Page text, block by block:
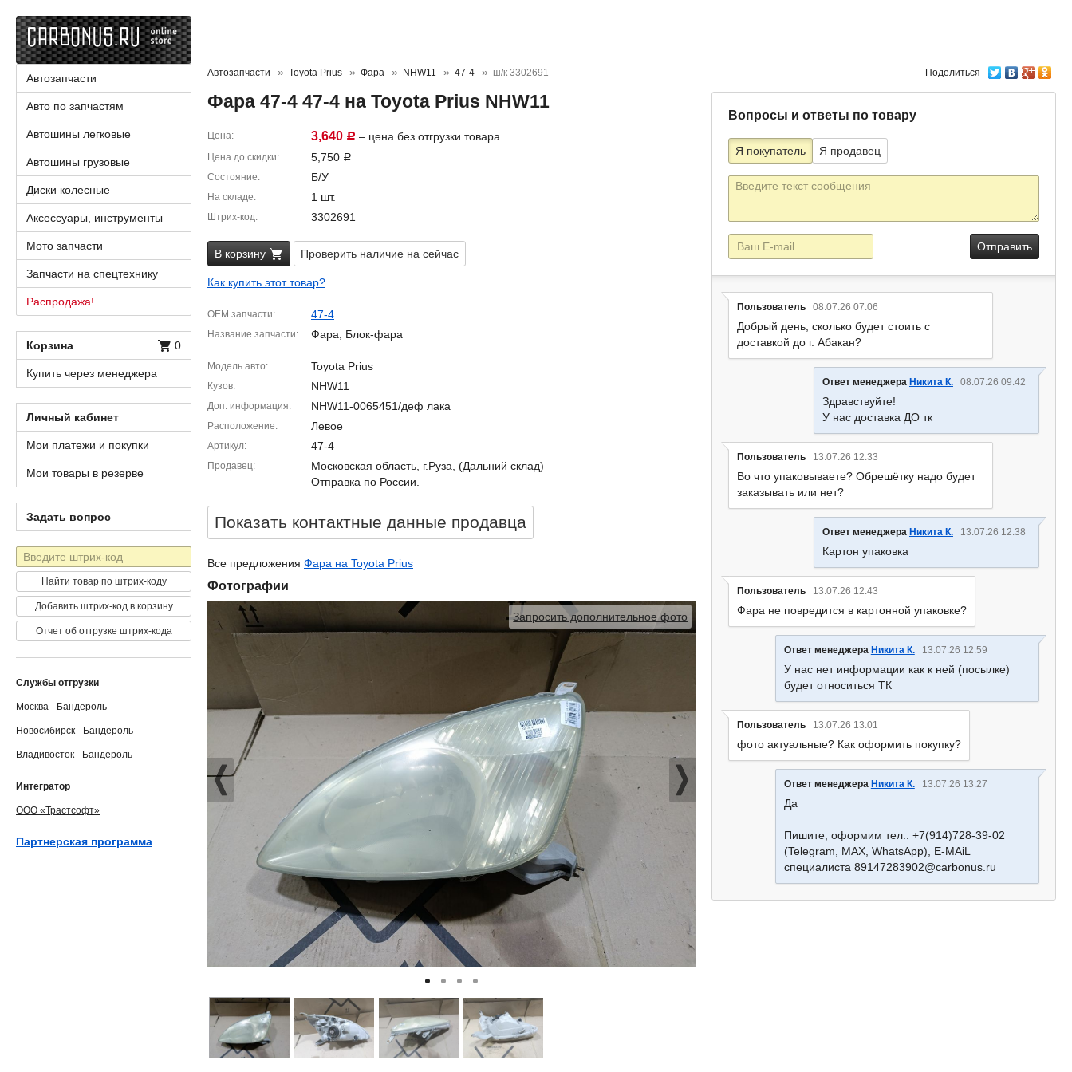
Поделиться
Автозапчасти Toyota Prius Фара NHW11 47-4 ш/к 3302691
Фара 47-4 47-4 на Toyota Prius NHW11
Цена 3,640 Р – цена без отгрузки товара
Цена до скидки 5,750 Р
Состояние Б/У
На складе 1 шт.
Штрих-код 3302691
В корзину Проверить наличие на сейчас
Как купить этот товар?
OEM запчасти 47-4
Название запчасти Фара, Блок-фара
Модель авто Toyota Prius
Кузов NHW11
Доп. информация NHW11-0065451/деф лака
Расположение Левое
Артикул 47-4
Продавец
Московская область, г.Руза, (Дальний склад)
Отправка по России.
Показать контактные данные продавцa
Все предложения Фара на Toyota Prius
Фотографии
Запросить дополнительное фото
Вопросы и ответы по товару
Я покупатель Я продавец
Текст
E-
mail
Пользователь 08.07.26 07:06
Добрый день, сколько будет стоить с
доставкой до г. Абакан?
Ответ менеджера Никита К. 08.07.26 09:42
Здравствуйте!
У нас доставка ДО тк
Пользователь 13.07.26 12:33
Во что упаковываете? Обрешётку надо будет
заказывать или нет?
Ответ менеджера Никита К. 13.07.26 12:38
Картон упаковка
Пользователь 13.07.26 12:43
Фара не повредится в картонной упаковке?
Ответ менеджера Никита К. 13.07.26 12:59
У нас нет информации как к ней (посылке)
будет относиться ТК
Пользователь 13.07.26 13:01
фото актуальные? Как оформить покупку?
Ответ менеджера Никита К. 13.07.26 13:27
Да
Пишите, оформим тел.: +7(914)728-39-02
(Telegram, MAX, WhatsApp), E-MAiL
специалиста 89147283902@carbonus.ru
Автозапчасти
Авто по запчастям
Автошины легковые
Автошины грузовые
Диски колесные
Аксессуары, инструменты
Мото запчасти
Запчасти на спецтехнику
Распродажа!
Корзина 0
Купить через менеджера
Личный кабинет
Мои платежи и покупки
Мои товары в резерве
Задать вопрос
Штрих-
код
Найти товар по штрих-коду
Добавить штрих-код в корзину
Отчет об отгрузке штрих-кода
Службы отгрузки
Москва - Бандероль
Новосибирск - Бандероль
Владивосток - Бандероль
Интегратор
ООО «Трастсофт»
Партнерская программа